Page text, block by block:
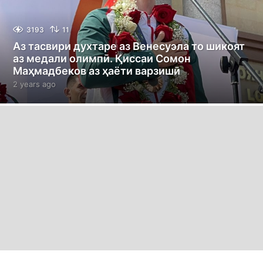
3193 11
Аз тасвири духтаре аз Венесуэла то шикоят
аз медали олимпӣ. Қиссаи Сомон
Маҳмадбеков аз ҳаёти варзишӣ
2 years ago
e